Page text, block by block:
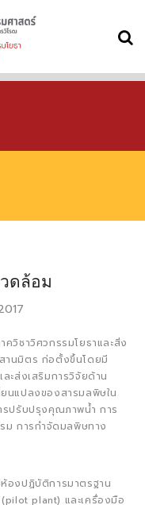
ดล้อม
วิชาวิศวกรรมโยธาและสิ่ง
านมิตร ก่อตั้งขึ้นโดยมี
ะส่งเสริมการวิจัยด้าน
นแปลงของสารมลพิษใน
รปรับปรุงคุณภาพน้ำ การ
ม การกำจัดมลพิษทาง
องปฏิบัติการมาตรฐาน
plant) และเครื่องมือ